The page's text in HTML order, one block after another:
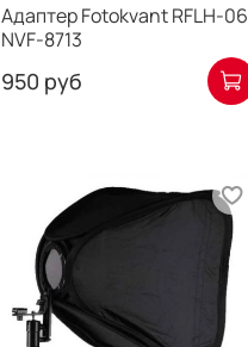
Адаптер Fotokvant RFLH-06
NVF-8713
950 руб